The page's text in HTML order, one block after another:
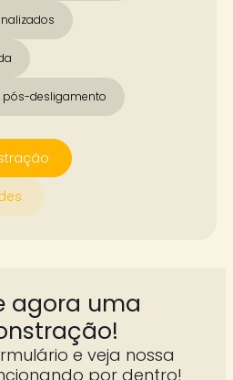
pós-desligamento
agora uma
e veja nossa
por dentro!